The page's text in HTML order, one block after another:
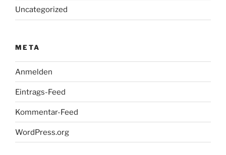
Uncategorized
META
Anmelden
Eintrags-Feed
Kommentar-Feed
WordPress.org